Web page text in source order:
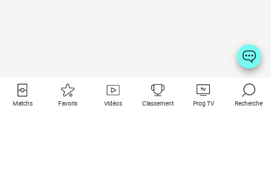
Matchs Favoris Vidéos Classement Prog TV Recherche